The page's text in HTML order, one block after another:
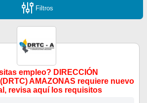
Filtros
empleo? DIRECCIÓN
AMAZONAS requiere nuevo
revisa aquí los requisitos